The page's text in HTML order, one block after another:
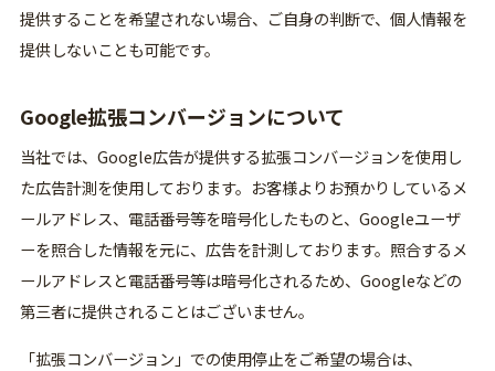
提供することを希望されない場合、ご自身の判断で、個人情報を
提供しないことも可能です。
Google拡張コンバージョンについて
当社では、Google広告が提供する拡張コンバージョンを使用し
た広告計測を使用しております。お客様よりお預かりしているメ
ールアドレス、電話番号等を暗号化したものと、Googleユーザ
ーを照合した情報を元に、広告を計測しております。照合するメ
ールアドレスと電話番号等は暗号化されるため、Googleなどの
第三者に提供されることはございません。
「拡張コンバージョン」での使用停止をご希望の場合は、